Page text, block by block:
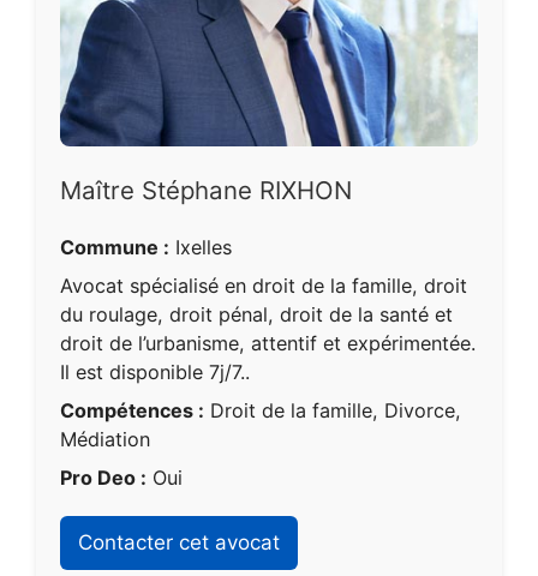
Maître Stéphane RIXHON
Commune : Ixelles
Avocat spécialisé en droit de la famille, droit
du roulage, droit pénal, droit de la santé et
droit de l’urbanisme, attentif et expérimentée.
Il est disponible 7j/7..
Compétences : Droit de la famille, Divorce,
Médiation
Pro Deo : Oui
Contacter cet avocat